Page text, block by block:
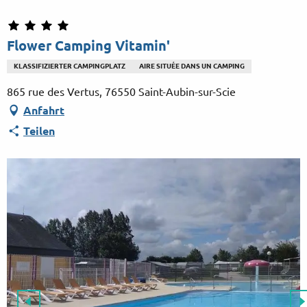
au
contenu
Flower Camping Vitamin'
KLASSIFIZIERTER CAMPINGPLATZ AIRE SITUÉE DANS UN CAMPING
865 rue des Vertus, 76550 Saint-Aubin-sur-Scie
Anfahrt
Teilen